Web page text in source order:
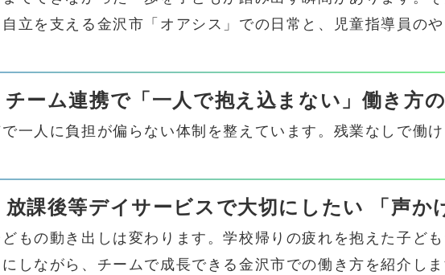
立を支える金沢市「オアシス」での日常と、児童指導員の
ーム連携で「一人で抱え込まない」働き方
一人に負担が偏らない体制を整えています。残業なしで働
課後等デイサービスで大切にしたい 「声か
もの動き出しは変わります。学校帰りの疲れを抱えた子ど
しながら、チームで成長できる金沢市での働き方を紹介しま